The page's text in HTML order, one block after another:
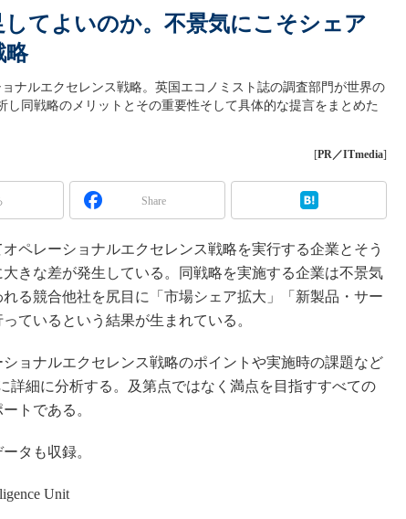
てよいのか。不景気にこそシェア
略
ナルエクセレンス戦略。英国エコノミスト誌の調査部門が世界の
し同戦略のメリットとその重要性そして具体的な提言をまとめた
[PR／ITmedia]
Share
ペレーショナルエクセレンス戦略を実行する企業とそう
きな差が発生している。同戦略を実施する企業は不景気
る競合他社を尻目に「市場シェア拡大」「新製品・サー
ているという結果が生まれている。
ョナルエクセレンス戦略のポイントや実施時の課題など
詳細に分析する。及第点ではなく満点を目指すすべての
トである。
タも収録。
Unit